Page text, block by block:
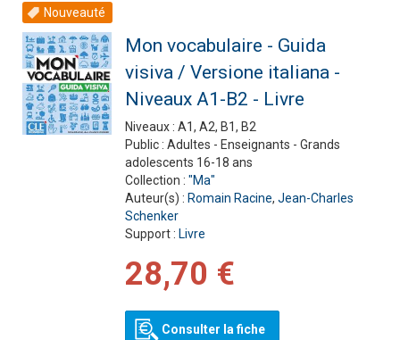
Nouveauté
Mon vocabulaire - Guida
visiva / Versione italiana -
Niveaux A1-B2 - Livre
Niveaux : A1, A2, B1, B2
Public : Adultes - Enseignants - Grands
adolescents 16-18 ans
Collection : "Ma"
Auteur(s) : Romain Racine, Jean-Charles
Schenker
Support : Livre
28,70 €
Consulter la fiche